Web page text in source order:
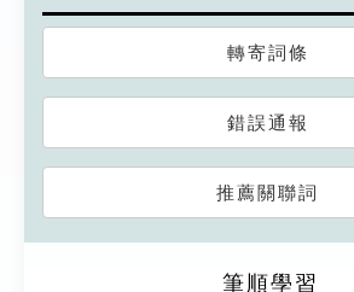
轉寄詞條
錯誤通報
推薦關聯詞
筆順學習